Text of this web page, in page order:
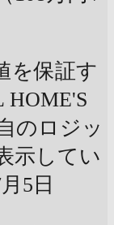
を保証す
のロジッ
示してい
5日